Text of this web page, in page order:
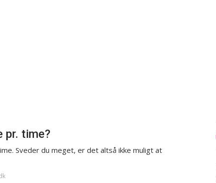
pr. time?
Sveder du meget, er det altså ikke muligt at